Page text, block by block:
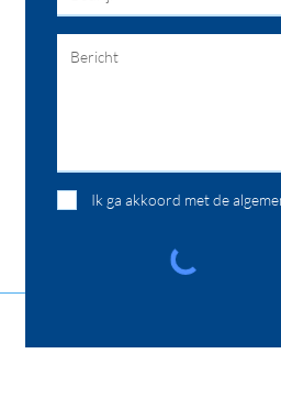
Ik ga akkoord met de